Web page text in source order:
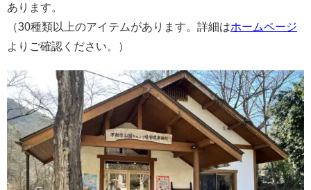
あります。
（30種類以上のアイテムがあります。詳細はホームページ
よりご確認ください。）